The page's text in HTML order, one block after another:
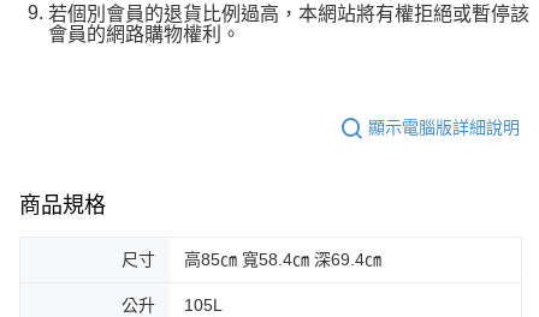
若個別會員的退貨比例過高，本網站將有權拒絕或暫停該
會員的網路購物權利。
顯示電腦版詳細說明
商品規格
尺寸 高85㎝ 寬58.4㎝ 深69.4㎝
公升 105L